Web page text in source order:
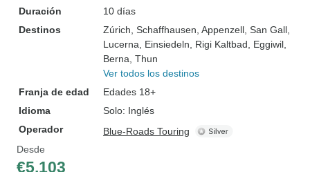
Duración
10 días
Destinos
Zúrich , Schaffhausen , Appenzell , San Gall
Lucerna , Einsiedeln , Rigi Kaltbad , Eggiwil
Berna , Thun
Ver todos los destinos
Franja de edad
Edades 18+
Idioma
Solo: Inglés
Operador
Blue-Roads Touring
Desde
€5,103